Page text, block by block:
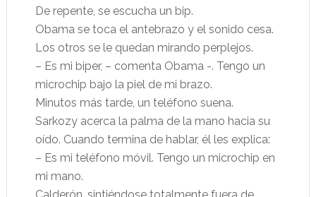
De repente, se escucha un bip.
Obama se toca el antebrazo y el sonido cesa.
Los otros se le quedan mirando perplejos.
– Es mi biper, – comenta Obama -. Tengo un
microchip bajo la piel de mi brazo.
Minutos más tarde, un teléfono suena.
Sarkozy acerca la palma de la mano hacia su
oído. Cuando termina de hablar, él les explica:
– Es mi teléfono móvil. Tengo un microchip en
mi mano.